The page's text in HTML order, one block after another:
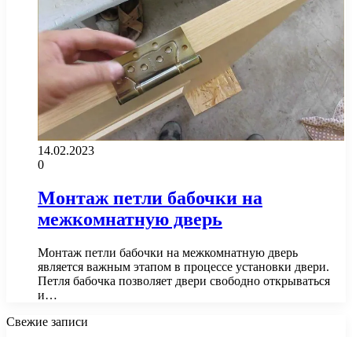
14.02.2023
0
Монтаж петли бабочки на
межкомнатную дверь
Монтаж петли бабочки на межкомнатную дверь
является важным этапом в процессе установки двери.
Петля бабочка позволяет двери свободно открываться
и…
Свежие записи